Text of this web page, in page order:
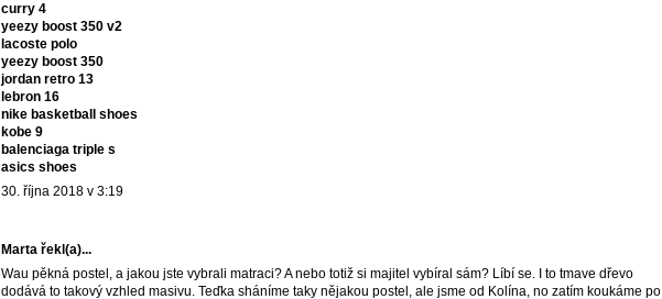
curry 4
yeezy boost 350 v2
lacoste polo
yeezy boost 350
jordan retro 13
lebron 16
nike basketball shoes
kobe 9
balenciaga triple s
asics shoes
30. října 2018 v 3:19
Marta řekl(a)...
Wau pěkná postel, a jakou jste vybrali matraci? A nebo totiž si majitel vybíral sám? Líbí se. I to tmave dřevo
dodává to takový vzhled masivu. Teďka sháníme taky nějakou postel, ale jsme od Kolína, no zatím koukáme po